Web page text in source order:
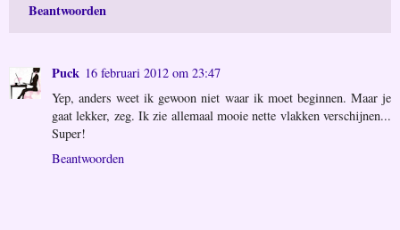
Beantwoorden
Puck 16 februari 2012 om 23:47
Yep, anders weet ik gewoon niet waar ik moet beginnen. Maar je
gaat lekker, zeg. Ik zie allemaal mooie nette vlakken verschijnen...
Super!
Beantwoorden